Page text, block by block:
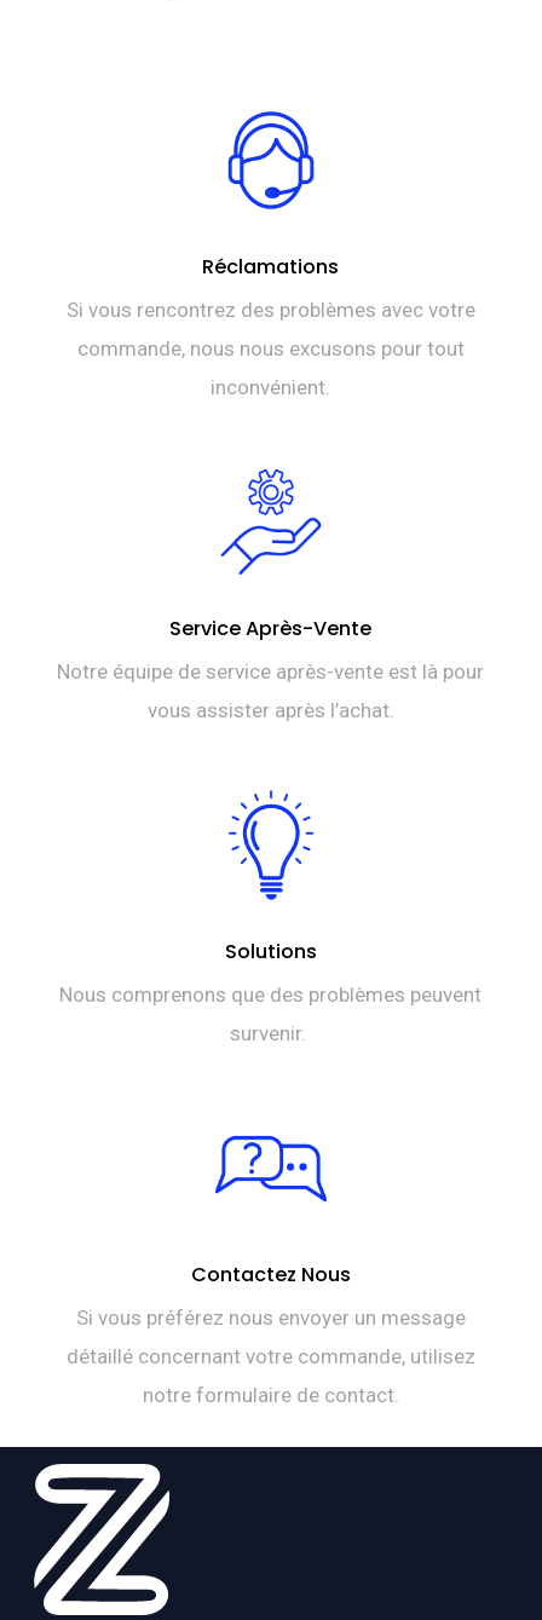
Réclamations
Si vous rencontrez des problèmes avec votre
commande, nous nous excusons pour tout
inconvénient.
Service Après-Vente
Notre équipe de service après-vente est là pour
vous assister après l’achat.
Solutions
Nous comprenons que des problèmes peuvent
survenir.
Contactez Nous
Si vous préférez nous envoyer un message
détaillé concernant votre commande, utilisez
notre formulaire de contact.